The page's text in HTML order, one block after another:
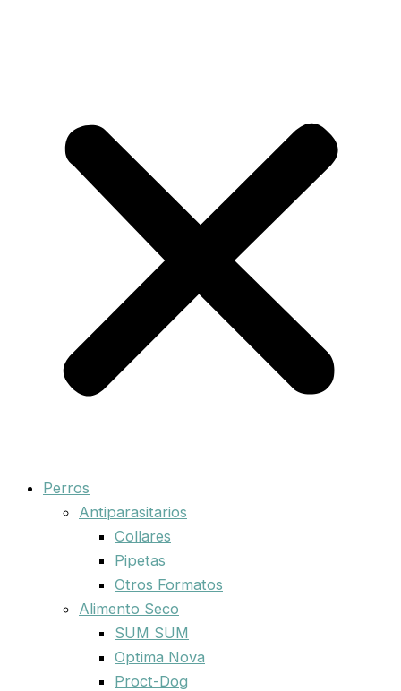
Perros
Antiparasitarios
Collares
Pipetas
Otros Formatos
Alimento Seco
SUM SUM
Optima Nova
Proct-Dog